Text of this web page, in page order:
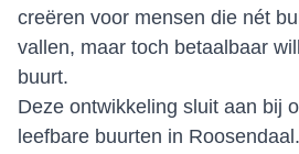
creëren voor mensen die nét
vallen, maar toch betaalbaar
buurt.
Deze ontwikkeling sluit aan bij
leefbare buurten in